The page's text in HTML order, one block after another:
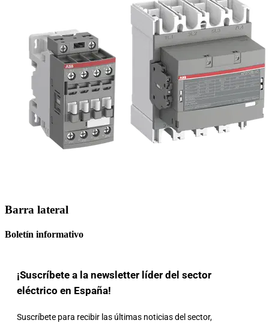
Barra lateral
Boletín informativo
¡Suscríbete a la newsletter líder del sector
eléctrico en España!
Suscríbete para recibir las últimas noticias del sector,